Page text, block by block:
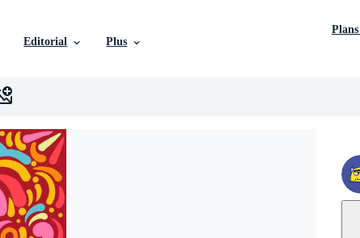
Editorial Plus
Plans